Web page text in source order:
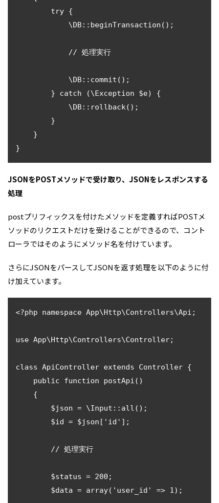
}
JSONをPOSTメソッドで受け取り、JSONをレスポンスする
処理
postプリフィックスを付けたメソッドを定義すればPOSTメ
ソッドのリクエストだけを受けることができるので、コント
ローラではそのようにメソッド名を付けています。
さらにJSONをパースしてJSONを返す処理を以下のように付
け加えています。
<?php namespace App\Http\Controllers\Api;
use App\Http\Controllers\Controller;
class ApiController extends Controller {